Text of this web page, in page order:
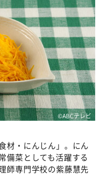
のミカタ
©ABCテレビ
材・にんじん」。にん
備菜としても活躍する
師専門学校の紫藤慧先